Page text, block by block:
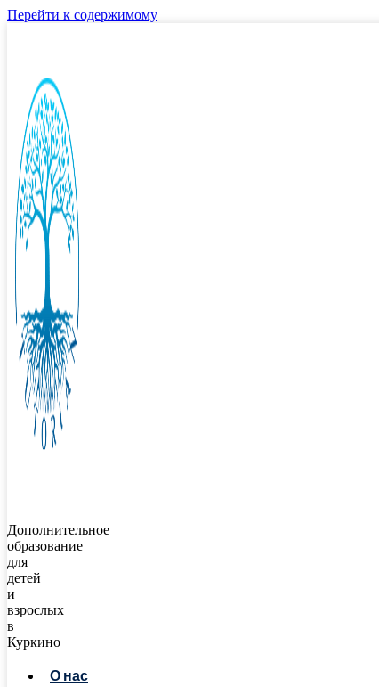
Перейти к содержимому
Дополнительное
образование
для
детей
и
взрослых
в
Куркино
О нас